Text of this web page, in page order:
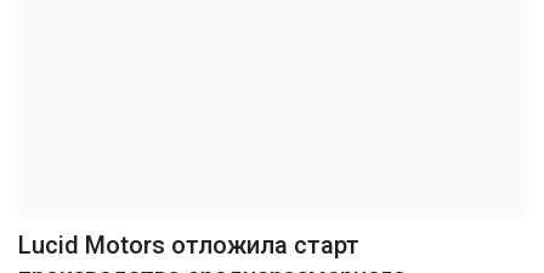
Lucid Motors отложила старт